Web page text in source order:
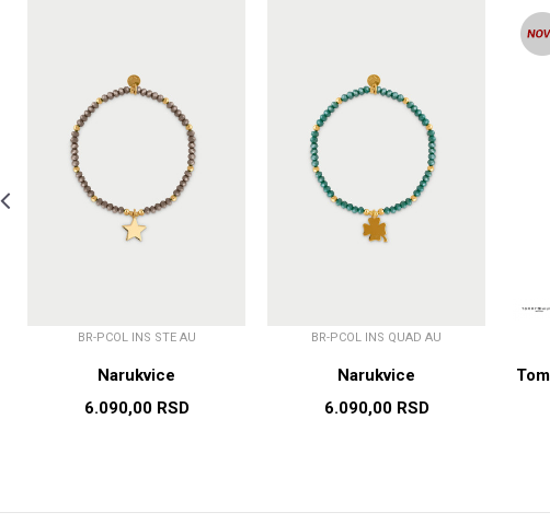
BR-PCOL INS STE AU
Narukvice
6.090,00 RSD
BR-PCOL INS QUAD AU
Narukvice
6.090,00 RSD